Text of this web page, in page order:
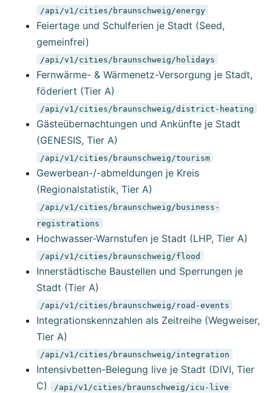
/api/v1/cities/braunschweig/energy
Feiertage und Schulferien je Stadt (Seed,
gemeinfrei)
/api/v1/cities/braunschweig/holidays
Fernwärme- & Wärmenetz-Versorgung je Stadt,
föderiert (Tier A)
/api/v1/cities/braunschweig/district-heating
Gästeübernachtungen und Ankünfte je Stadt
(GENESIS, Tier A)
/api/v1/cities/braunschweig/tourism
Gewerbean-/-abmeldungen je Kreis
(Regionalstatistik, Tier A)
/api/v1/cities/braunschweig/business-
registrations
Hochwasser-Warnstufen je Stadt (LHP, Tier A)
/api/v1/cities/braunschweig/flood
Innerstädtische Baustellen und Sperrungen je
Stadt (Tier A)
/api/v1/cities/braunschweig/road-events
Integrationskennzahlen als Zeitreihe (Wegweiser,
Tier A)
/api/v1/cities/braunschweig/integration
Intensivbetten-Belegung live je Stadt (DIVI, Tier
C)
/api/v1/cities/braunschweig/icu-live